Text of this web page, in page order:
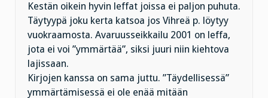
Kestän oikein hyvin leffat joissa ei paljon puhuta.
Täytyypä joku kerta katsoa jos Vihreä p. löytyy
vuokraamosta. Avaruusseikkailu 2001 on leffa,
jota ei voi ”ymmärtää”, siksi juuri niin kiehtova
lajissaan.
Kirjojen kanssa on sama juttu. ”Täydellisessä”
ymmärtämisessä ei ole enää mitään